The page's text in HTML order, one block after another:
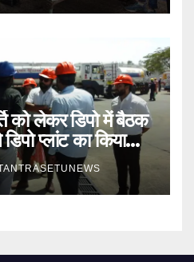
को लेकर डिपो में बैठक
प्लांट का किया